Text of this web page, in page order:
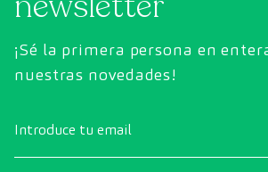
¡Sé la primera persona en
nuestras novedades!
Introduce tu email